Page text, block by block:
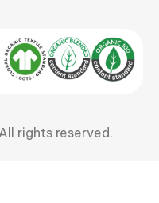
rights reserved.